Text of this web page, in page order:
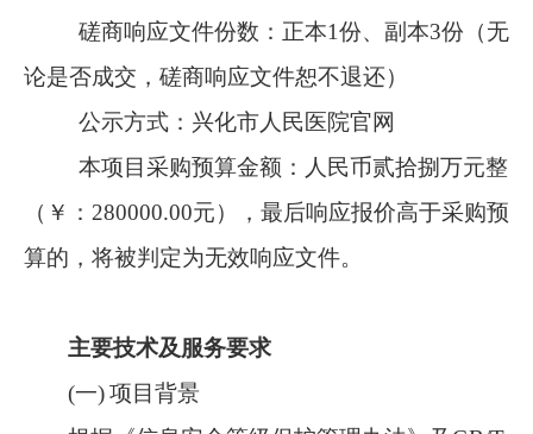
磋商响应文件份数：正本1份、副本3份（无
论是否成交，磋商响应文件恕不退还）
公示方式：兴化市人民医院官网
本项目采购预算金额 ：人民币贰拾捌万元整
（￥： 280000.00元），最后响应报价高于采购预
算的，将被判定为无效响应文件。
主要技术及服务要求
(一)项目背景